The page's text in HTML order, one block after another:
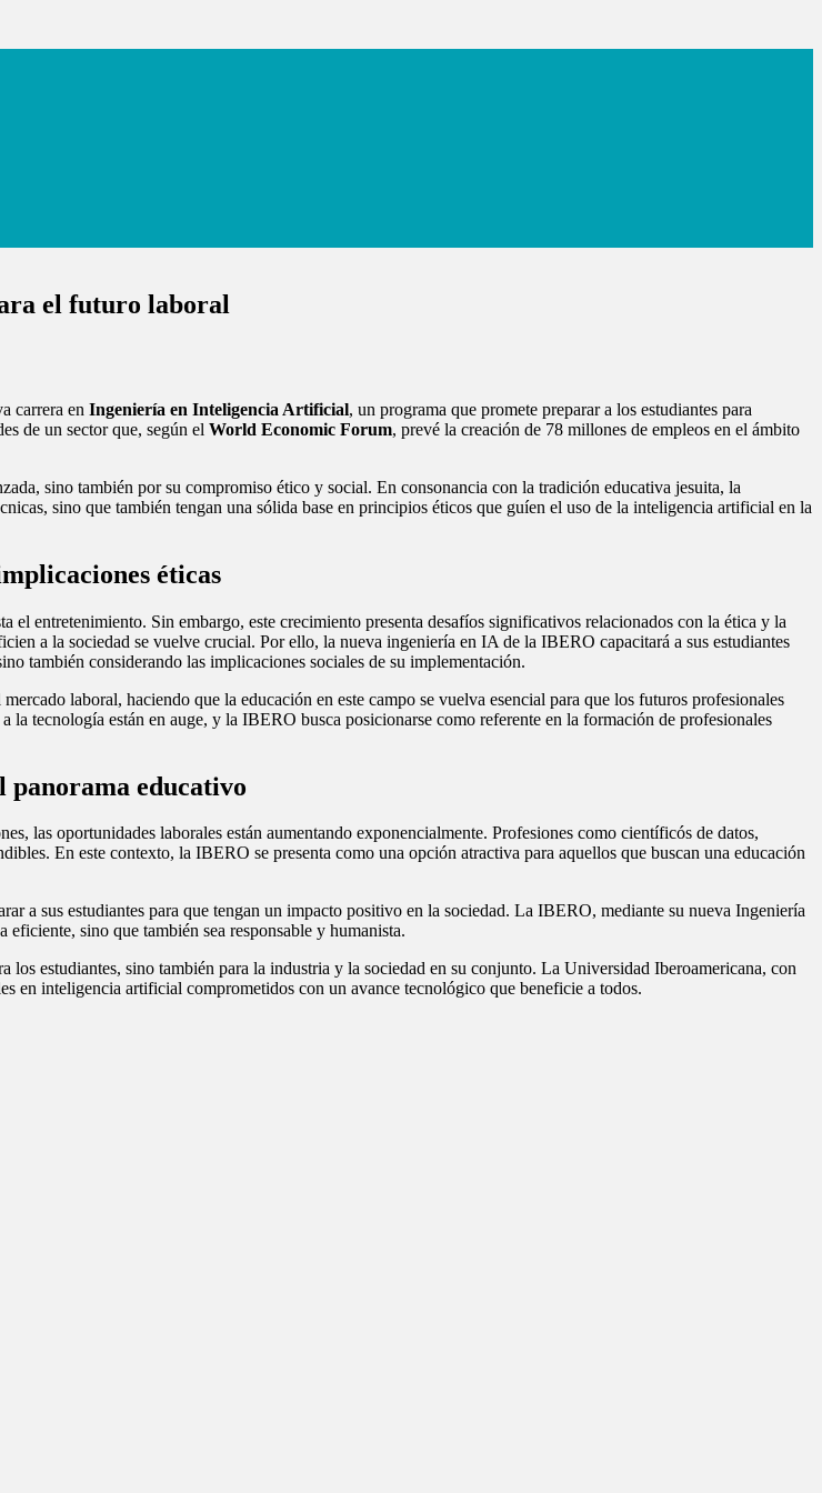
el futuro laboral
carrera en Ingeniería en Inteligencia Artificial, un programa que promete preparar a los estudiantes para
de un sector que, según el World Economic Forum, prevé la creación de 78 millones de empleos en el ámbito
sino también por su compromiso ético y social. En consonancia con la tradición educativa jesuita, la
sino que también tengan una sólida base en principios éticos que guíen el uso de la inteligencia artificial en la
éticas
entretenimiento. Sin embargo, este crecimiento presenta desafíos significativos relacionados con la ética y la
a la sociedad se vuelve crucial. Por ello, la nueva ingeniería en IA de la IBERO capacitará a sus estudiantes
también considerando las implicaciones sociales de su implementación.
laboral, haciendo que la educación en este campo se vuelva esencial para que los futuros profesionales
tecnología están en auge, y la IBERO busca posicionarse como referente en la formación de profesionales
panorama educativo
las oportunidades laborales están aumentando exponencialmente. Profesiones como científicós de datos,
En este contexto, la IBERO se presenta como una opción atractiva para aquellos que buscan una educación
a sus estudiantes para que tengan un impacto positivo en la sociedad. La IBERO, mediante su nueva Ingeniería
sino que también sea responsable y humanista.
estudiantes, sino también para la industria y la sociedad en su conjunto. La Universidad Iberoamericana, con
en inteligencia artificial comprometidos con un avance tecnológico que beneficie a todos.